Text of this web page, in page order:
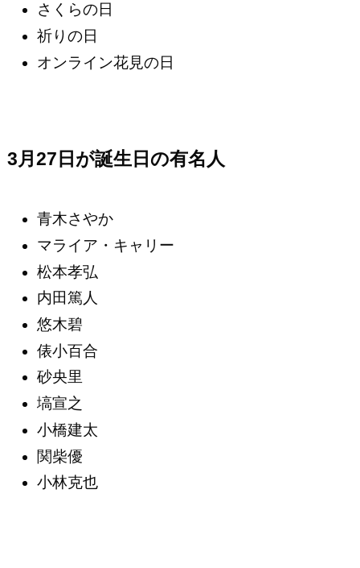
さくらの日
祈りの日
オンライン花見の日
3月27日が誕生日の有名人
青木さやか
マライア・キャリー
松本孝弘
内田篤人
悠木碧
俵小百合
砂央里
塙宣之
小橋建太
関柴優
小林克也